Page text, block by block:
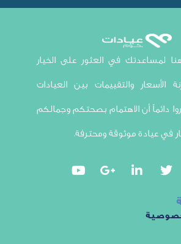
على الخيار
بين العيادات
بصحتكم وجمالكم
ومحترفة.